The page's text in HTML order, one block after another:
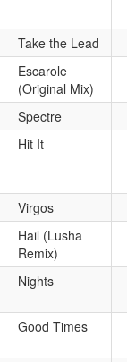
Take the Lead
Escarole
(Original Mix)
Spectre
Hit It
Virgos
Hail (Lusha
Remix)
Nights
Good Times